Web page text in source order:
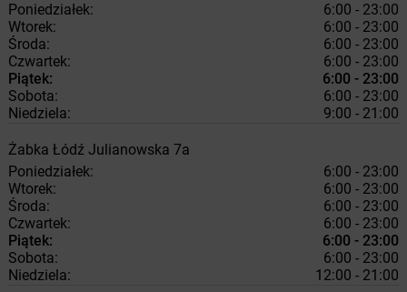
Poniedziałek:
6:00 - 23:00
Wtorek:
6:00 - 23:00
Środa:
6:00 - 23:00
Czwartek:
6:00 - 23:00
Piątek:
6:00 - 23:00
Sobota:
6:00 - 23:00
Niedziela:
9:00 - 21:00
Żabka Łódź Julianowska 7a
Poniedziałek:
6:00 - 23:00
Wtorek:
6:00 - 23:00
Środa:
6:00 - 23:00
Czwartek:
6:00 - 23:00
Piątek:
6:00 - 23:00
Sobota:
6:00 - 23:00
Niedziela:
12:00 - 21:00